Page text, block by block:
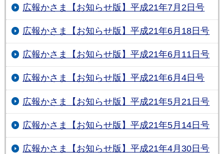
広報かさま【お知らせ版】平成21年7月2日号
広報かさま【お知らせ版】平成21年6月18日号
広報かさま【お知らせ版】平成21年6月11日号
広報かさま【お知らせ版】平成21年6月4日号
広報かさま【お知らせ版】平成21年5月21日号
広報かさま【お知らせ版】平成21年5月14日号
広報かさま【お知らせ版】平成21年4月30日号